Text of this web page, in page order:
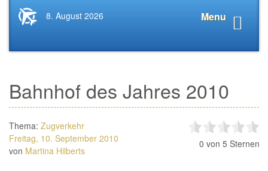
Startseite
News.Tourismus.com
Menu
8. August 2026
Bahnhof des Jahres 2010
Thema: Zugverkehr
Freitag, 10. September 2010
von Martina Hilberts
0 von 5 Sternen